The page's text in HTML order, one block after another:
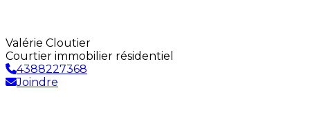
Valérie Cloutier
Courtier immobilier résidentiel
4388227368
Joindre